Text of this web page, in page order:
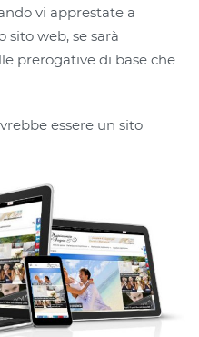
vi apprestate a
sito web, se sarà
prerogative di base che
essere un sito